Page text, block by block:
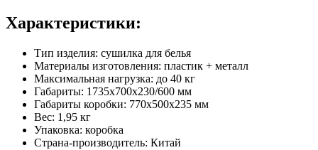
Характеристики:
Тип изделия: сушилка для белья
Материалы изготовления: пластик + металл
Максимальная нагрузка: до 40 кг
Габариты: 1735х700х230/600 мм
Габариты коробки: 770x500x235 мм
Вес: 1,95 кг
Упаковка: коробка
Страна-производитель: Китай